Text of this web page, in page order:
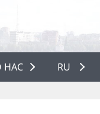
НАС
О НАС
RU